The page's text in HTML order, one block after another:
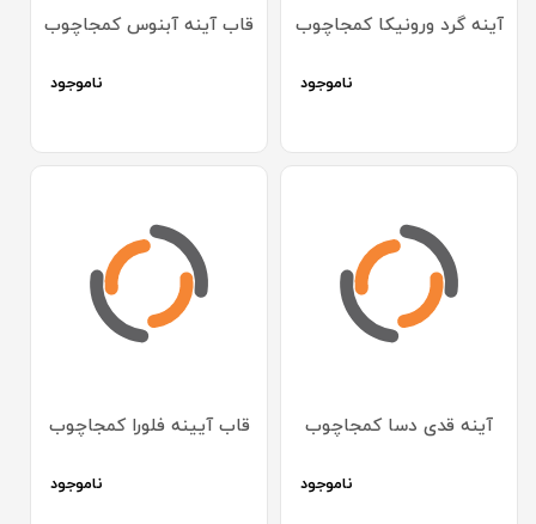
آینه گرد ورونیکا کمجاچوب
ناموجود
قاب آینه آبنوس کمجاچوب
ناموجود
آینه قدی دسا کمجاچوب
ناموجود
قاب آیینه فلورا کمجاچوب
ناموجود